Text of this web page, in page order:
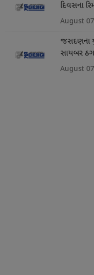
દિવસના
August
જસદણના
સાયબર
નાગરિક
August